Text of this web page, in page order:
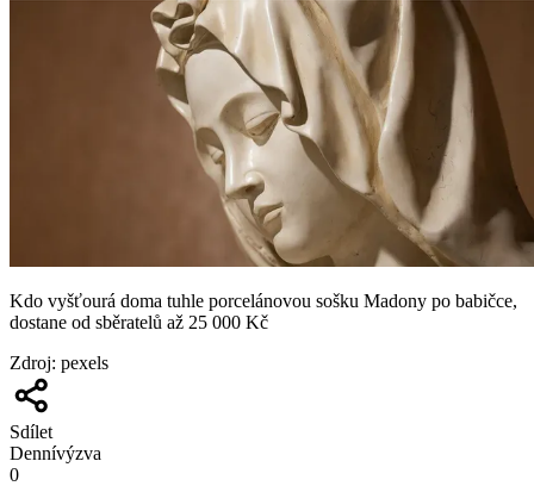
Kdo vyšťourá doma tuhle porcelánovou sošku Madony po babičce,
dostane od sběratelů až 25 000 Kč
Zdroj: pexels
Sdílet
Dennívýzva
0